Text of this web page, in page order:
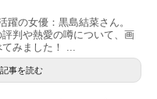
躍の女優：黒島結菜さん。
判や熱愛の噂について、画
みました！ ...
記事を読む